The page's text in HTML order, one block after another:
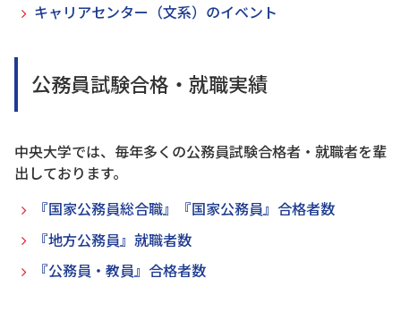
キャリアセンター（文系）のイベント
公務員試験合格・就職実績
中央大学では、毎年多くの公務員試験合格者・就職者を輩
出しております。
『国家公務員総合職』『国家公務員』合格者数
『地方公務員』就職者数
『公務員・教員』合格者数